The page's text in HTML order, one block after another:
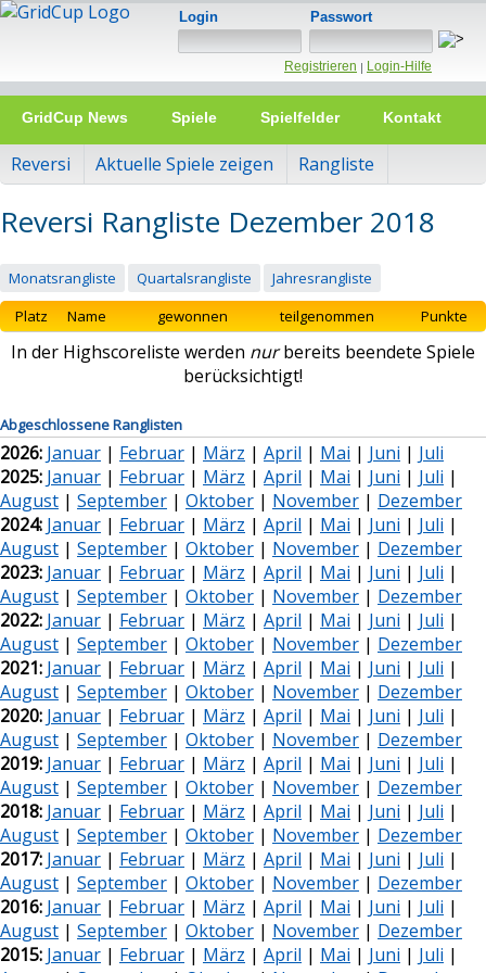
Login Passwort
Registrieren | Login-Hilfe
GridCup News Spiele Spielfelder Kontakt
Reversi Aktuelle Spiele zeigen Rangliste
Reversi Rangliste Dezember 2018
Monatsrangliste Quartalsrangliste
Jahresrangliste
Platz
Name gewonnen teilgenommen Punkte
In der Highscoreliste werden nurbereits beendete Spiele
berücksichtigt!
Abgeschlossene Ranglisten
2026: Januar | Februar | März | April | Mai | Juni | Juli
2025: Januar | Februar | März | April | Mai | Juni | Juli |
August | September | Oktober | November | Dezember
2024: Januar | Februar | März | April | Mai | Juni | Juli |
August | September | Oktober | November | Dezember
2023: Januar | Februar | März | April | Mai | Juni | Juli |
August | September | Oktober | November | Dezember
2022: Januar | Februar | März | April | Mai | Juni | Juli |
August | September | Oktober | November | Dezember
2021: Januar | Februar | März | April | Mai | Juni | Juli |
August | September | Oktober | November | Dezember
2020: Januar | Februar | März | April | Mai | Juni | Juli |
August | September | Oktober | November | Dezember
2019: Januar | Februar | März | April | Mai | Juni | Juli |
August | September | Oktober | November | Dezember
2018: Januar | Februar | März | April | Mai | Juni | Juli |
August | September | Oktober | November | Dezember
2017: Januar | Februar | März | April | Mai | Juni | Juli |
August | September | Oktober | November | Dezember
2016: Januar | Februar | März | April | Mai | Juni | Juli |
August | September | Oktober | November | Dezember
2015: Januar | Februar | März | April | Mai | Juni | Juli |